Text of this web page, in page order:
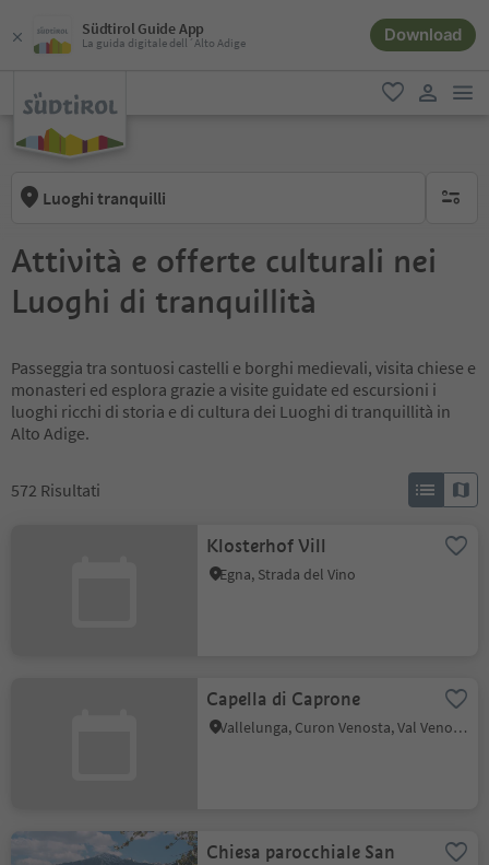
Südtirol Guide App
La guida digitale dell´Alto Adige Download
favoriti
Luoghi tranquilli
Attività e offerte culturali nei
Luoghi di tranquillità
Passeggia tra sontuosi castelli e borghi medievali, visita chiese e
monasteri ed esplora grazie a visite guidate ed escursioni i
luoghi ricchi di storia e di cultura dei Luoghi di tranquillità in
Alto Adige.
572 Risultati
Klosterhof Vill
Egna, Strada del Vino
Capella di Caprone
Vallelunga, Curon Venosta, Val Venosta
Chiesa parocchiale San